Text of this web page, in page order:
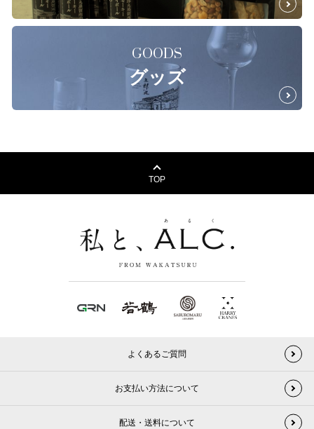
GOODS
グッズ
TOP
よくあるご質問
お支払い方法について
配送・送料について